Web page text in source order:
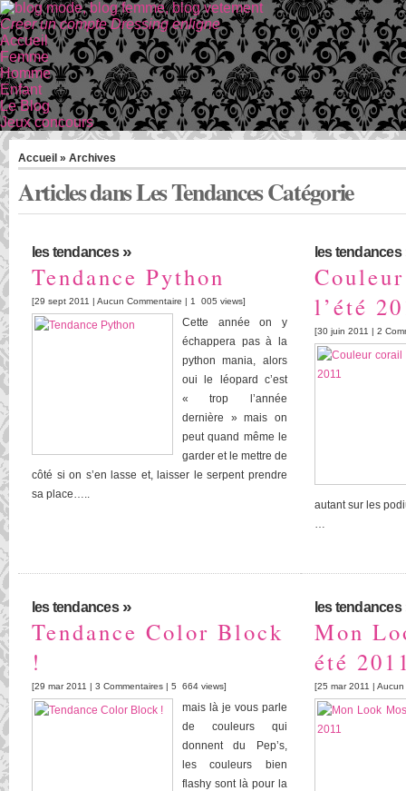
Creer un compte Dressing enligne
Accueil
Femme
Homme
Enfant
Le Blog
Jeux concours
Accueil » Archives
Articles dans Les Tendances Catégorie
les tendances»
Tendance Python
[29 sept 2011 | Aucun Commentaire | 1 005 views]
Cette année on y
échappera pas à la
python mania, alors
oui le léopard c’est
« trop l’année
dernière » mais on
peut quand même le
garder et le mettre de
côté si on s’en lasse et, laisser le serpent prendre
sa place…..
les tendances
l’été
[30 juin 2011 | 2
autant sur les
…
les tendances»
Tendance Color Block
!
[29 mar 2011 | 3 Commentaires | 5 664 views]
mais là je vous parle
de couleurs qui
donnent du Pep’s,
les couleurs bien
flashy sont là pour la
les tendances
Mon
été
[25 mar 2011 | Aucun